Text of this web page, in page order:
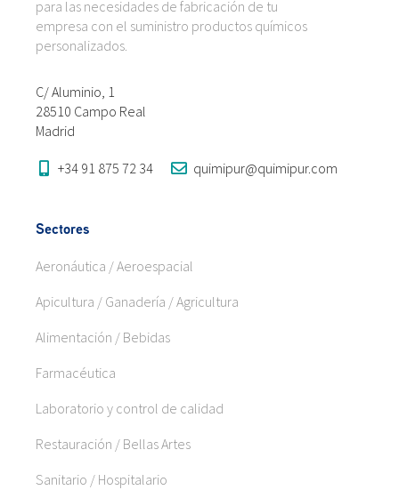
para las necesidades de fabricación de tu
empresa con el suministro productos químicos
personalizados.
C/ Aluminio, 1
28510 Campo Real
Madrid
+34 91 875 72 34 quimipur@quimipur.com
Sectores
Aeronáutica / Aeroespacial
Apicultura / Ganadería / Agricultura
Alimentación / Bebidas
Farmacéutica
Laboratorio y control de calidad
Restauración / Bellas Artes
Sanitario / Hospitalario